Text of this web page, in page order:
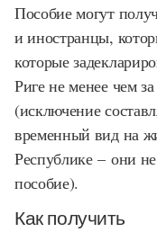
Пособие могут
и иностранцы,
которые
Риге не менее чем
(исключение
временный вид на
Республике – они
пособие).
Как получить